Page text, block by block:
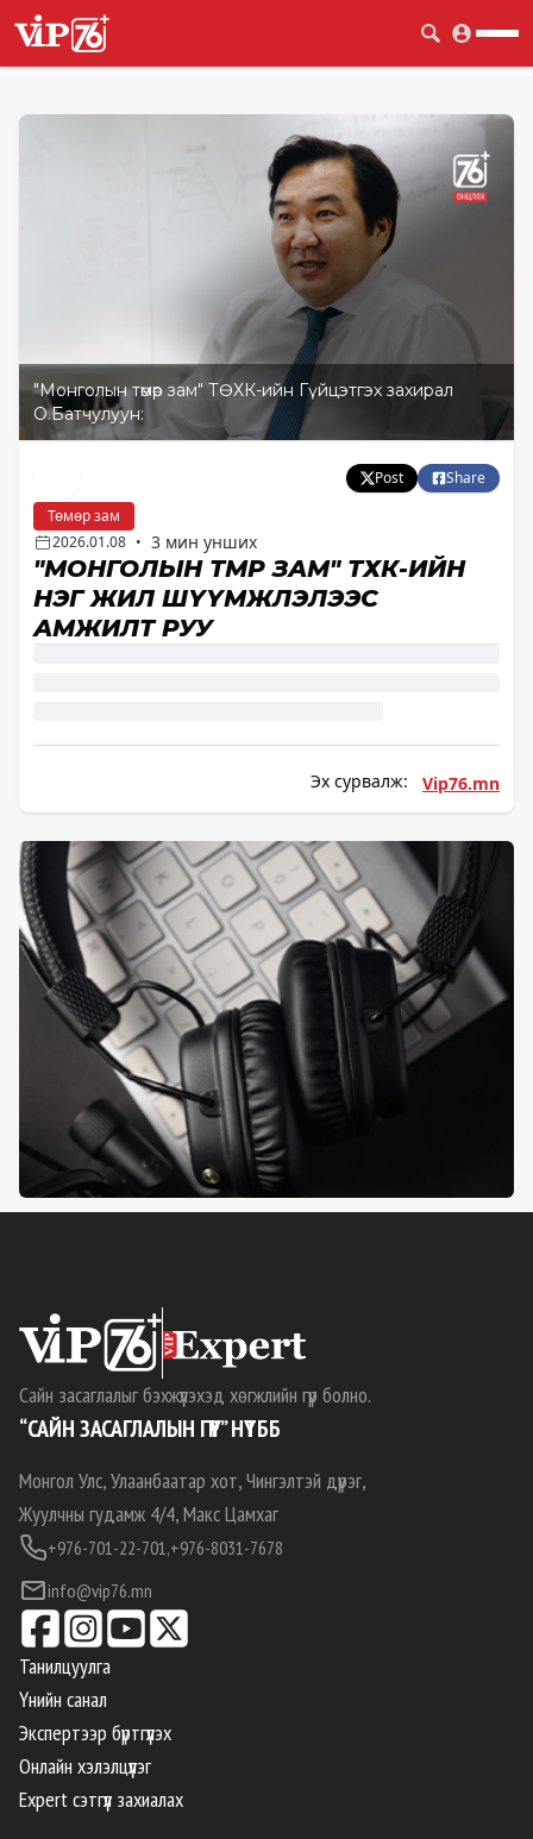
"Монголын төмөр зам" ТӨХК-ийн Гүйцэтгэх захирал
О.Батчулуун:
Post
Share
Төмөр зам
2026.01.08 • 3 мин унших
"МОНГОЛЫН ТӨМӨР ЗАМ" ТӨХК-ИЙН
НЭГ ЖИЛ ШҮҮМЖЛЭЛЭЭС
АМЖИЛТ РУУ
Эх сурвалж: Vip76.mn
Сайн засаглалыг бэхжүүлэхэд хөгжлийн гүүр болно.
“САЙН ЗАСАГЛАЛЫН ГҮҮР” НҮТББ
Монгол Улс, Улаанбаатар хот, Чингэлтэй дүүрэг,
Жуулчны гудамж 4/4, Макс Цамхаг
+976-701-22-701,+976-8031-7678
info@vip76.mn
Танилцуулга
Үнийн санал
Экспертээр бүртгүүлэх
Онлайн хэлэлцүүлэг
Expert сэтгүүл захиалах